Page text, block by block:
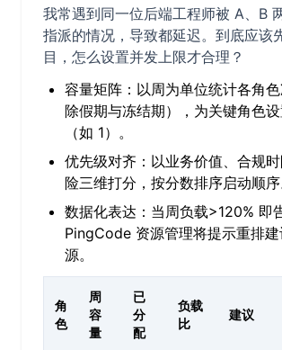
我常遇到同一位后端工程师被 A、B
指派的情况，导致都延迟。到底应该
目，怎么设置并发上限才合理？
容量矩阵：以周为单位统计各角
除假期与冻结期），为关键角色
（如 1）。
优先级对齐：以业务价值、合规
险三维打分，按分数排序启动顺序
数据化表达：当周负载>120% 即
PingCode 资源管理将提示重排
源。
角
色
周
容
量
已
分
配
负载
比
建议